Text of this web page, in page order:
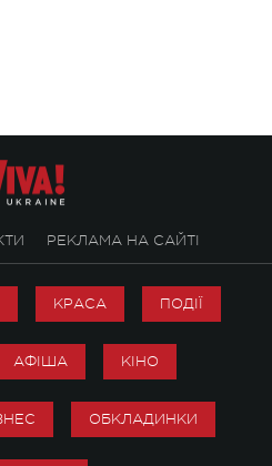
РЕКЛАМА НА САЙТІ
КРАСА ПОДІЇ
АФІША КІНО
ОБКЛАДИНКИ